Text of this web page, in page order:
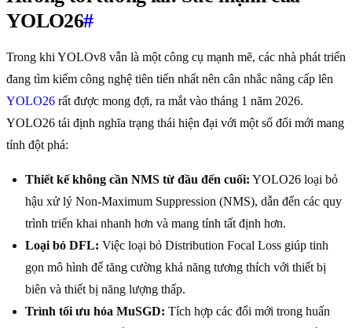
YOLO26#
Trong khi YOLOv8 vẫn là một công cụ mạnh mẽ, các nhà phát triển
đang tìm kiếm công nghệ tiên tiến nhất nên cân nhắc nâng cấp lên
YOLO26 rất được mong đợi, ra mắt vào tháng 1 năm 2026.
YOLO26 tái định nghĩa trạng thái hiện đại với một số đổi mới mang
tính đột phá:
Thiết kế không cần NMS từ đầu đến cuối: YOLO26 loại bỏ
hậu xử lý Non-Maximum Suppression (NMS), dẫn đến các quy
trình triển khai nhanh hơn và mang tính tất định hơn.
Loại bỏ DFL: Việc loại bỏ Distribution Focal Loss giúp tinh
gọn mô hình để tăng cường khả năng tương thích với thiết bị
biên và thiết bị năng lượng thấp.
Trình tối ưu hóa MuSGD: Tích hợp các đổi mới trong huấn